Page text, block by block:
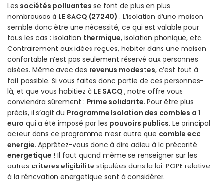
Les sociétés polluantes se font de plus en plus
nombreuses à LE SACQ (27240) . L’isolation d’une maison
semble donc être une nécessité, ce qui est valable pour
tous les cas : isolation thermique, isolation phonique, etc.
Contrairement aux idées reçues, habiter dans une maison
confortable n’est pas seulement réservé aux personnes
aisées. Même avec des revenus modestes, c’est tout à
fait possible. Si vous faites donc partie de ces personnes-
là, et que vous habitiez à LE SACQ , notre offre vous
conviendra sûrement : Prime solidarite. Pour être plus
précis, il s’agit du Programme Isolation des combles a 1
euro qui a été imposé par les pouvoirs publics. Le principal
acteur dans ce programme n’est autre que comble eco
energie. Apprêtez-vous donc à dire adieu à la précarité
energetique ! Il faut quand même se renseigner sur les
autres criteres eligibilite stipulées dans la loi POPE relative
à la rénovation energetique sont à considérer.